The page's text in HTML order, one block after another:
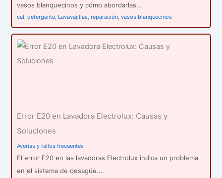
vasos blanquecinos y cómo abordarlas…
cal ,detergente Lavavajillas ,reparación ,vasos blanquecinos
Error E20 en Lavadora Electrolux: Causas y
Soluciones
Averías y fallos frecuentes
El error E20 en las lavadoras Electrolux indica un problema
en el sistema de desagüe.…